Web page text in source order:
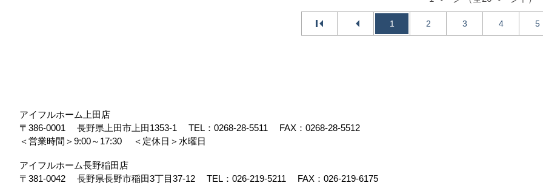
1 2 3 4 5
アイフルホーム上田店
〒386-0001
長野県上田市上田1353-1 TEL： 0268-28-5511
FAX：0268-28-5512
＜営業時間＞9:00～17:30
＜定休日＞水曜日
アイフルホーム長野稲田店
〒381-0042
長野県長野市稲田3丁目37-12 TEL： 026-219-5211
FAX：026-219-6175